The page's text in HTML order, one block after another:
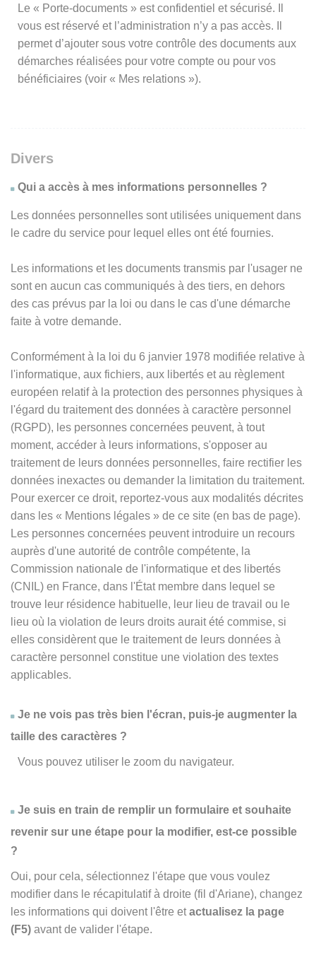
Le « Porte-documents » est confidentiel et sécurisé. Il
vous est réservé et l’administration n’y a pas accès. Il
permet d’ajouter sous votre contrôle des documents aux
démarches réalisées pour votre compte ou pour vos
bénéficiaires (voir « Mes relations »).
Divers
Qui a accès à mes informations personnelles ?
Les données personnelles sont utilisées uniquement dans
le cadre du service pour lequel elles ont été fournies.
Les informations et les documents transmis par l'usager ne
sont en aucun cas communiqués à des tiers, en dehors
des cas prévus par la loi ou dans le cas d'une démarche
faite à votre demande.
Conformément à la loi du 6 janvier 1978 modifiée relative à
l'informatique, aux fichiers, aux libertés et au règlement
européen relatif à la protection des personnes physiques à
l'égard du traitement des données à caractère personnel
(RGPD), les personnes concernées peuvent, à tout
moment, accéder à leurs informations, s'opposer au
traitement de leurs données personnelles, faire rectifier les
données inexactes ou demander la limitation du traitement.
Pour exercer ce droit, reportez-vous aux modalités décrites
dans les « Mentions légales » de ce site (en bas de page).
Les personnes concernées peuvent introduire un recours
auprès d'une autorité de contrôle compétente, la
Commission nationale de l'informatique et des libertés
(CNIL) en France, dans l'État membre dans lequel se
trouve leur résidence habituelle, leur lieu de travail ou le
lieu où la violation de leurs droits aurait été commise, si
elles considèrent que le traitement de leurs données à
caractère personnel constitue une violation des textes
applicables.
Je ne vois pas très bien l'écran, puis-je augmenter la
taille des caractères ?
Vous pouvez utiliser le zoom du navigateur.
Je suis en train de remplir un formulaire et souhaite
revenir sur une étape pour la modifier, est-ce possible
?
Oui, pour cela, sélectionnez l'étape que vous voulez
modifier dans le récapitulatif à droite (fil d'Ariane), changez
les informations qui doivent l'être etactualisez la page
(F5) avant de valider l'étape.